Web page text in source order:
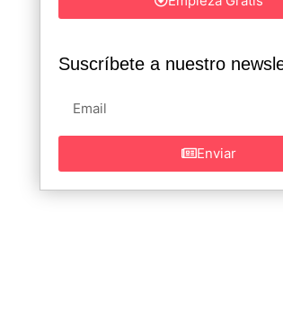
Suscríbete a nuestro
Enviar